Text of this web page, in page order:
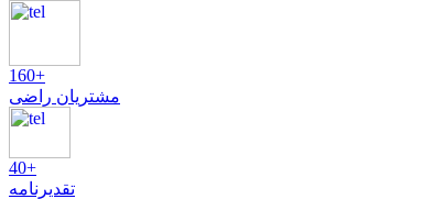
160+
مشتریان راضی
40+
تقدیرنامه